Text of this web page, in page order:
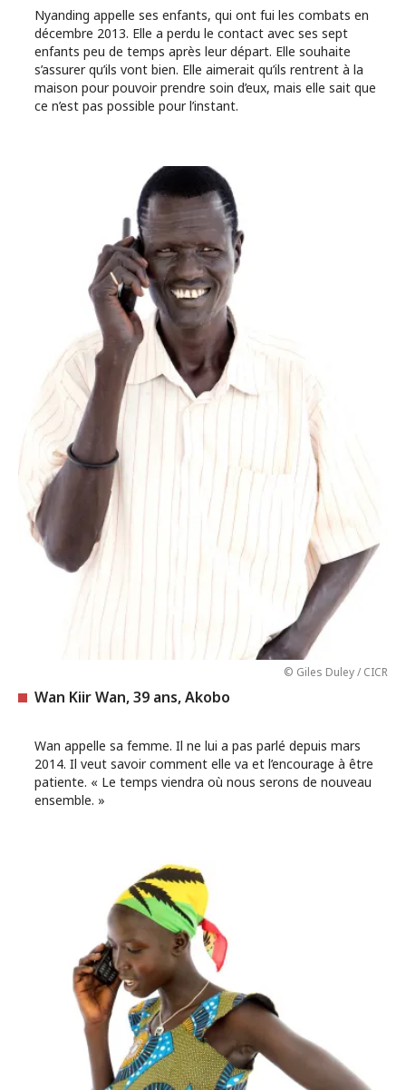
Nyanding appelle ses enfants, qui ont fui les combats en
décembre 2013. Elle a perdu le contact avec ses sept
enfants peu de temps après leur départ. Elle souhaite
s’assurer qu’ils vont bien. Elle aimerait qu’ils rentrent à la
maison pour pouvoir prendre soin d’eux, mais elle sait que
ce n’est pas possible pour l’instant.
© Giles Duley / CICR
Wan Kiir Wan, 39 ans, Akobo
Wan appelle sa femme. Il ne lui a pas parlé depuis mars
2014. Il veut savoir comment elle va et l’encourage à être
patiente. « Le temps viendra où nous serons de nouveau
ensemble. »